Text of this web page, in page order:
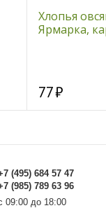
Хлопья
Ярмарка,
77
(495) 684 57 47
(985) 789 63 96
09:00 до 18:00